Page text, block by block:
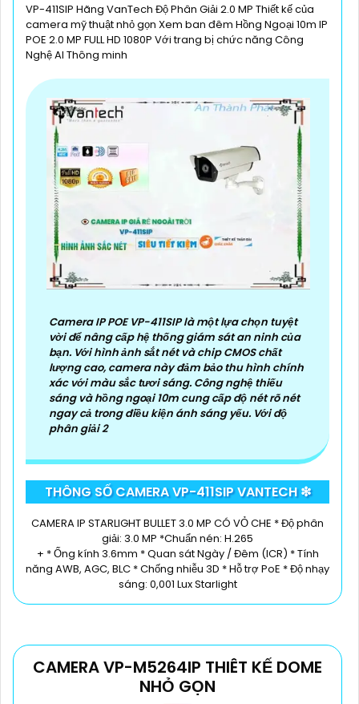
VP-411SIP Hãng VanTech Độ Phân Giải 2.0 MP Thiết kế của
camera mỹ thuật nhỏ gọn Xem ban đêm Hồng Ngoại 10m IP
POE 2.0 MP FULL HD 1080P Với trang bị chức năng Công
Nghệ AI Thông minh
Camera IP POE VP-411SIP là một lựa chọn tuyệt
vời để nâng cấp hệ thống giám sát an ninh của
bạn. Với hình ảnh sắt nét và chip CMOS chất
lượng cao, camera này đảm bảo thu hình chính
xác với màu sắc tươi sáng. Công nghệ thiếu
sáng và hồng ngoại 10m cung cấp độ nét rõ nét
ngay cả trong điều kiện ánh sáng yếu. Với độ
phân giải 2
THÔNG SỐ CAMERA VP-411SIP VANTECH ❇
CAMERA IP STARLIGHT BULLET 3.0 MP CÓ VỎ CHE * Độ phân
giải: 3.0 MP *Chuẩn nén: H.265
+ * Ống kính 3.6mm * Quan sát Ngày / Đêm (ICR) * Tính
năng AWB, AGC, BLC * Chống nhiễu 3D * Hỗ trợ PoE * Độ nhạy
sáng: 0,001 Lux Starlight
CAMERA VP-M5264IP THIÊT KẾ DOME
NHỎ GỌN